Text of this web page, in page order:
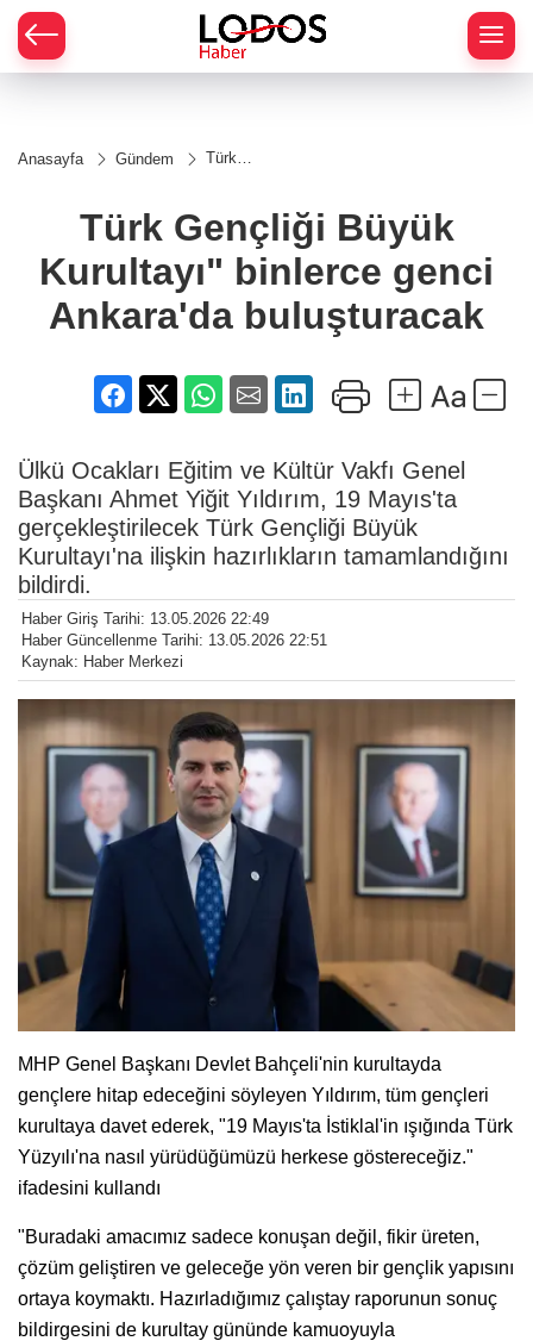
Anasayfa Gündem
Türk
Kurultayı"
binlerce
Ankara'da
buluşturacak
Türk Gençliği Büyük
Kurultayı" binlerce genci
Ankara'da buluşturacak
Ülkü Ocakları Eğitim ve Kültür Vakfı Genel
Başkanı Ahmet Yiğit Yıldırım, 19 Mayıs'ta
gerçekleştirilecek Türk Gençliği Büyük
Kurultayı'na ilişkin hazırlıkların tamamlandığını
bildirdi.
Haber Giriş Tarihi: 13.05.2026 22:49
Haber Güncellenme Tarihi: 13.05.2026 22:51
Kaynak: Haber Merkezi
MHP Genel Başkanı Devlet Bahçeli'nin kurultayda
gençlere hitap edeceğini söyleyen Yıldırım, tüm gençleri
kurultaya davet ederek, "19 Mayıs'ta İstiklal'in ışığında Türk
Yüzyılı'na nasıl yürüdüğümüzü herkese göstereceğiz."
ifadesini kullandı
"Buradaki amacımız sadece konuşan değil, fikir üreten,
çözüm geliştiren ve geleceğe yön veren bir gençlik yapısını
ortaya koymaktı. Hazırladığımız çalıştay raporunun sonuç
bildirgesini de kurultay gününde kamuoyuyla